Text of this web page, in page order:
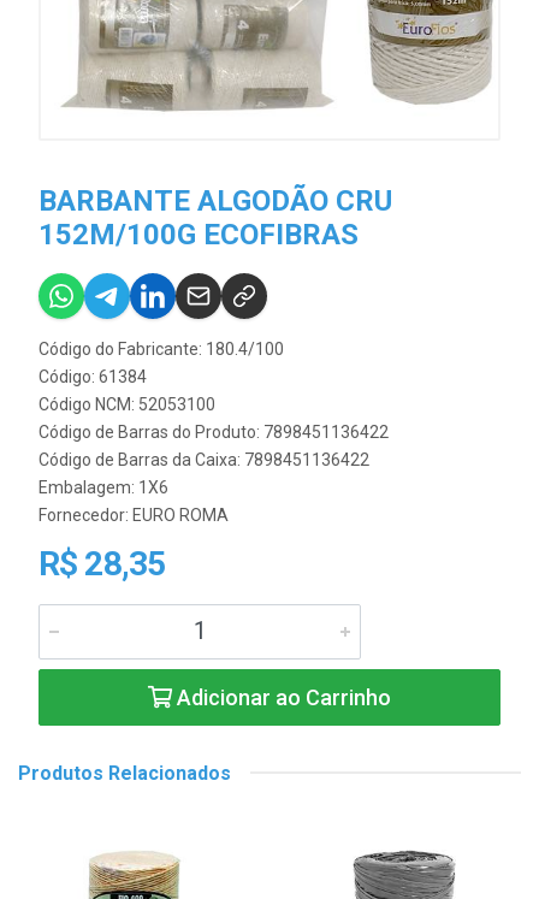
BARBANTE ALGODÃO CRU
152M/100G ECOFIBRAS
Código do Fabricante: 180.4/100
Código: 61384
Código NCM: 52053100
Código de Barras do Produto: 7898451136422
Código de Barras da Caixa: 7898451136422
Embalagem: 1X6
Fornecedor: EURO ROMA
R$ 28,35
Adicionar ao Carrinho
Produtos Relacionados